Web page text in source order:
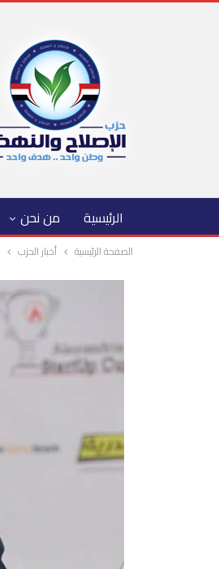
الرئيسية من نحن
الصفحة الرئيسية أخبار الحزب